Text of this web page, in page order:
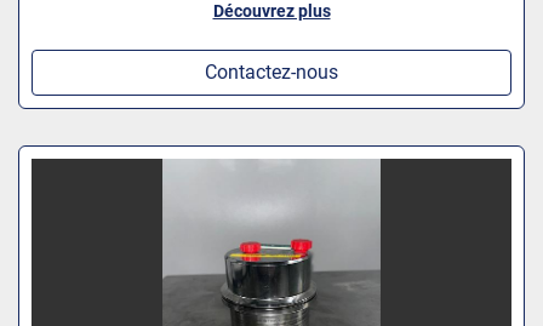
Découvrez plus
Contactez-nous